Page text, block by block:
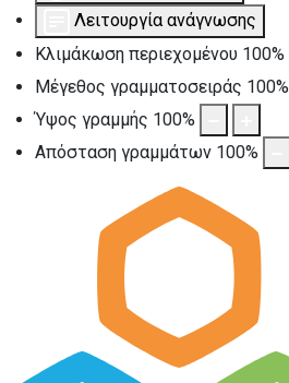
Λειτουργία ανάγνωσης
Κλιμάκωση περιεχομένου 100%
Μέγεθος γραμματοσειράς 100%
Ύψος γραμμής 100%
Απόσταση γραμμάτων 100%